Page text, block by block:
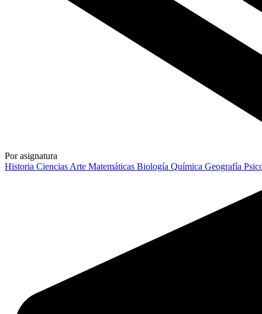
Por asignatura
Historia Ciencias Arte Matemáticas Biología Química Geografía